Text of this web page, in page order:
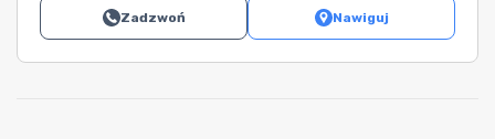
Zadzwoń Nawiguj